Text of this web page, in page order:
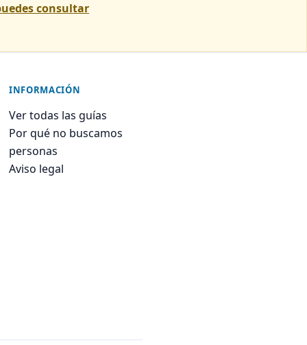
consultar
INFORMACIÓN
Ver todas las guías
Por qué no buscamos
personas
Aviso legal